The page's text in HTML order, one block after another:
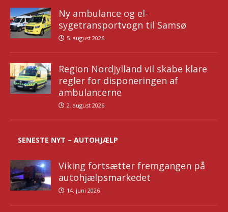
Ny ambulance og el-
sygetransportvogn til Samsø
5. august 2026
Region Nordjylland vil skabe klare
regler for disponeringen af
ambulancerne
2. august 2026
SENESTE NYT – AUTOHJÆLP
Viking fortsætter fremgangen på
autohjælpsmarkedet
14. juni 2026